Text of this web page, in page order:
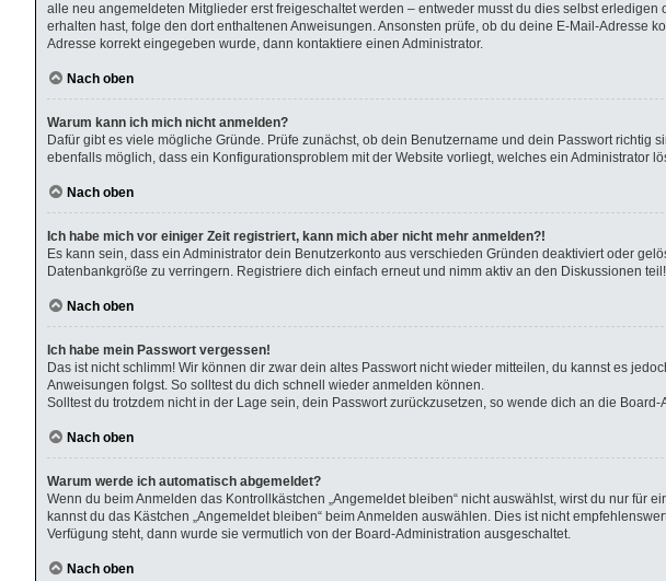
alle neu angemeldeten Mitglieder erst freigeschaltet werden – entweder musst du dies selbst
erhalten hast, folge den dort enthaltenen Anweisungen. Ansonsten prüfe, ob du deine E-Mail-Adresse
Adresse korrekt eingegeben wurde, dann kontaktiere einen Administrator.
Nach oben
Warum kann ich mich nicht anmelden?
Dafür gibt es viele mögliche Gründe. Prüfe zunächst, ob dein Benutzername und dein Passwort
ebenfalls möglich, dass ein Konfigurationsproblem mit der Website vorliegt, welches ein Administrator
Nach oben
Ich habe mich vor einiger Zeit registriert, kann mich aber nicht mehr anmelden?!
Es kann sein, dass ein Administrator dein Benutzerkonto aus verschieden Gründen deaktiviert oder
Datenbankgröße zu verringern. Registriere dich einfach erneut und nimm aktiv an den Diskussionen teil!
Nach oben
Ich habe mein Passwort vergessen!
Das ist nicht schlimm! Wir können dir zwar dein altes Passwort nicht wieder mitteilen, du kannst es
Anweisungen folgst. So solltest du dich schnell wieder anmelden können.
Solltest du trotzdem nicht in der Lage sein, dein Passwort zurückzusetzen, so wende dich an die Board-
Nach oben
Warum werde ich automatisch abgemeldet?
Wenn du beim Anmelden das Kontrollkästchen „Angemeldet bleiben“ nicht auswählst, wirst du nur
kannst du das Kästchen „Angemeldet bleiben“ beim Anmelden auswählen. Dies ist nicht
Verfügung steht, dann wurde sie vermutlich von der Board-Administration ausgeschaltet.
Nach oben